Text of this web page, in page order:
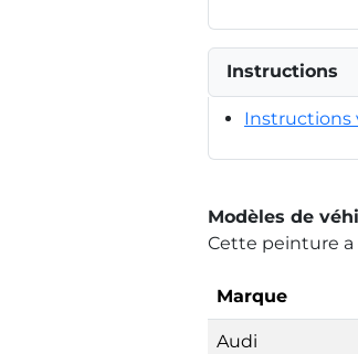
Instructions
Instructions
Modèles de
Cette peinture a
Marque
Audi